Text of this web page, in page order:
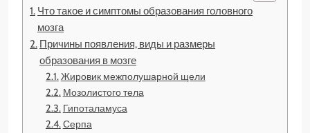
Что такое и симптомы образования головного
мозга
Причины появления, виды и размеры
образования в мозге
Жировик межполушарной щели
Мозолистого тела
Гипоталамуса
Серпа